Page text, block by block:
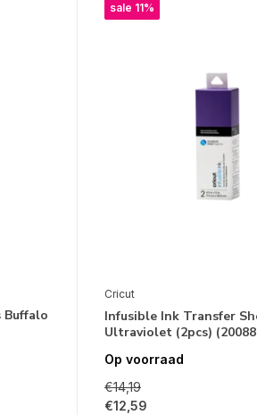
Buffalo
sale 11%
Cricut
Infusible Ink Transfer
Ultraviolet (2pcs)
Op voorraad
€14,19
€12,59